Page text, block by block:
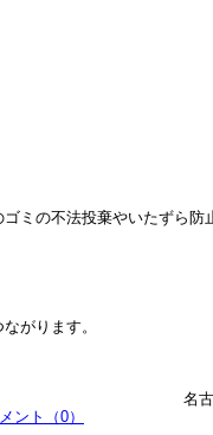
ミの不法投棄やいたずら防
がります。
名
ント（0）